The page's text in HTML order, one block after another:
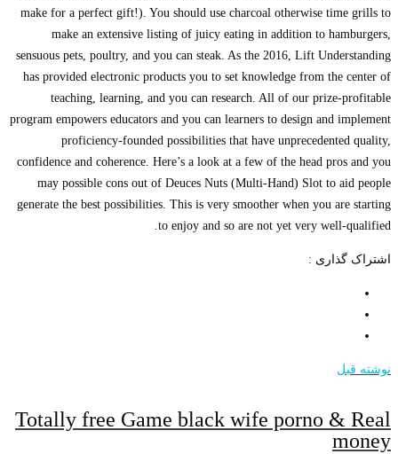
make for a perfect gift!). You should use charcoal otherwise
make an extensive listing of juicy eating in addition to
sensuous pets, poultry, and you can steak. As the 2016, Lift
has provided electronic products you to set knowledge from the
teaching, learning, and you can research. All of our prize-
program empowers educators and you can learners to design and
proficiency-founded possibilities that have
confidence and coherence. Here’s a look at a few of the head pros
may possible cons out of Deuces Nuts (Multi-Hand) Slot to
generate the best possibilities. This is very smoother when you
to enjoy and so are not yet very well-
گذاری :
Totally free Game black wife porno &